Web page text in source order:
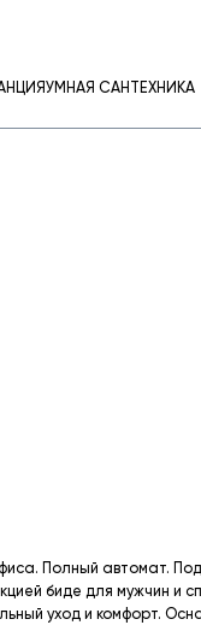
УМНАЯ САНТЕХНИКА
Полный автомат.
биде для мужчин и
уход и комфорт.